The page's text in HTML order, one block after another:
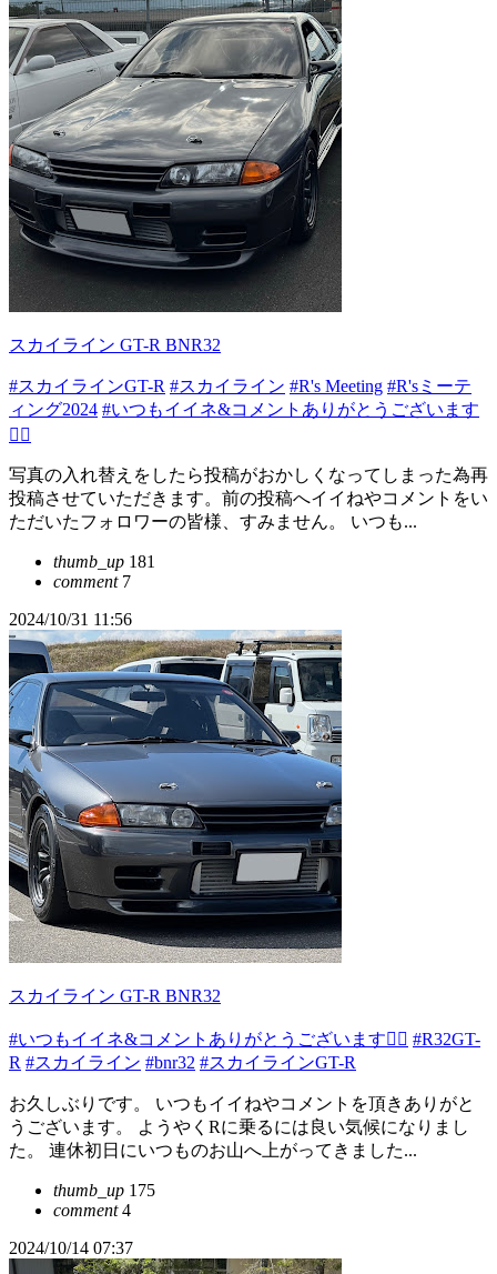
スカイライン GT-R BNR32
#スカイラインGT-R #スカイライン #R's Meeting #R'sミーテ
ィング2024 #いつもイイネ&コメントありがとうございます
🙇‍♂️
写真の入れ替えをしたら投稿がおかしくなってしまった為再
投稿させていただきます。前の投稿へイイねやコメントをい
ただいたフォロワーの皆様、すみません。 いつも...
thumb_up 181
comment7
2024/10/31 11:56
スカイライン GT-R BNR32
#いつもイイネ&コメントありがとうございます🙇‍♂️ #R32GT-
R #スカイライン #bnr32 #スカイラインGT-R
お久しぶりです。 いつもイイねやコメントを頂きありがと
うございます。 ようやくRに乗るには良い気候になりまし
た。 連休初日にいつものお山へ上がってきました...
thumb_up 175
comment4
2024/10/14 07:37